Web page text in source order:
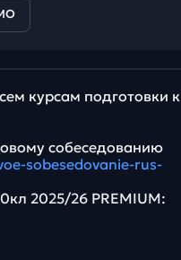
курсам подготовки к
собеседованию
sobesedovanie-rus-
2025/26 PREMIUM: